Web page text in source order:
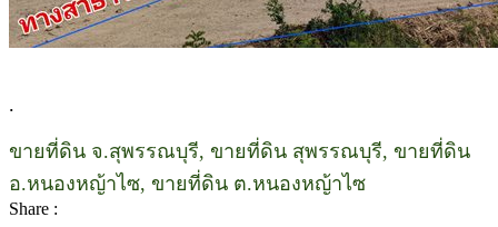
.
ขายที่ดิน จ.สุพรรณบุรี, ขายที่ดิน สุพรรณบุรี, ขายที่ดิน
อ.หนองหญ้าไซ, ขายที่ดิน ต.หนองหญ้าไซ
Share :